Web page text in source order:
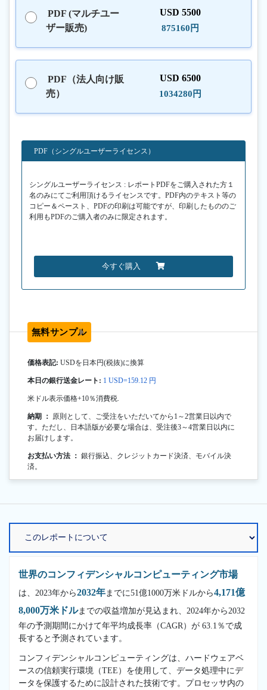
PDF (マルチユー
ザー販売)
USD 5500
875160円
PDF（法人向け販
売）
USD 6500
1034280円
PDF（シングルユーザーライセンス）
シングルユーザーライセンス : レポートPDFをご購入された方１
名のみにてご利用頂けるライセンスです。PDF内のテキスト等の
コピー＆ペースト、PDFの印刷は可能ですが、印刷したもののご
利用もPDFのご購入者のみに限定されます。
今すぐ購入
無料サンプル
価格表記: USDを日本円(税抜)に換算
本日の銀行送金レート: 1 USD=159.12 円
米ドル表示価格+10％消費税.
納期 ： 原則として、ご受注をいただいてから1～2営業日以内で
す。ただし、日本語版が必要な場合は、受注後3～4営業日以内に
お届けします。
お支払い方法 ： 銀行振込、クレジットカード決済、モバイル決
済。
世界のコンフィデンシャルコンピューティング市場
は、2023年から2032年 までに51億1000万米ドルから4,171億
8,000万米ドルまでの収益増加が見込まれ、2024年から2032
年の予測期間にかけて年平均成長率（CAGR）が 63.1％で成
長すると予測されています。
コンフィデンシャルコンピューティングは、ハードウェアベ
ースの信頼実行環境（TEE）を使用して、データ処理中にデ
ータを保護するために設計された技術です。プロセッサ内の